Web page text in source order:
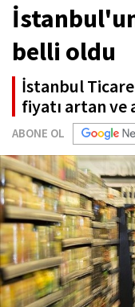
belli oldu
İstanbul
fiyatı artan ve
ABONE OL